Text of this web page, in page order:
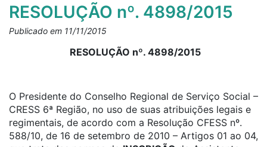
RESOLUÇÃO nº. 4898/2015
Publicado em 11/11/2015
RESOLUÇÃO nº. 4898/2015
O Presidente do Conselho Regional de Serviço Social –
CRESS 6ª Região, no uso de suas atribuições legais e
regimentais, de acordo com a Resolução CFESS nº.
588/10, de 16 de setembro de 2010 – Artigos 01 ao 04,